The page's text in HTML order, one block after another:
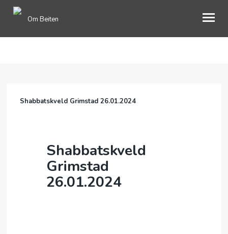
Om Beiten
GAVER
BLI MEDLEM
MIMRESIDE
Shabbatskveld Grimstad 26.01.2024
Shabbatskveld
Grimstad
26.01.2024